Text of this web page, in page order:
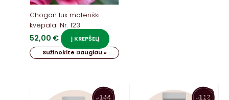
Chogan lux moteriški
kvepalai Nr. 123
52,00 €
Į KREPŠELĮ
Sužinokite Daugiau »